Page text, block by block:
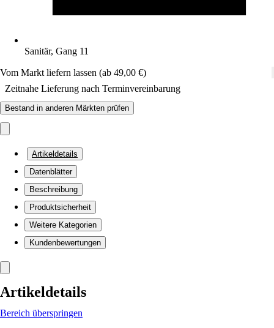
Sanitär, Gang 11
Vom Markt liefern lassen (ab 49,00 €)
Zeitnahe Lieferung nach Terminvereinbarung
Bestand in anderen Märkten prüfen
Artikeldetails
Datenblätter
Beschreibung
Produktsicherheit
Weitere Kategorien
Kundenbewertungen
Artikeldetails
Bereich überspringen